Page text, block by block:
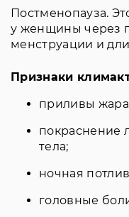
Постменопауза.
у женщины через
менструации и
Признаки
приливы
покраснение
тела;
ночная
головные